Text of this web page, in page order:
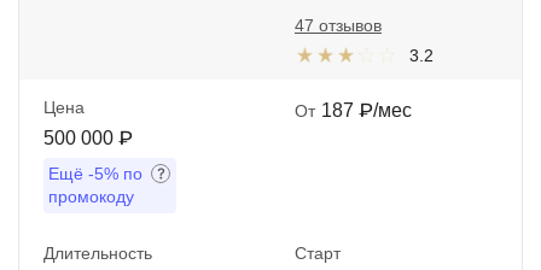
3.2
47 отзывов
Цена
500 000 ₽
Ещё -5% по
промокоду
От 187 ₽/мес
Длительность Старт